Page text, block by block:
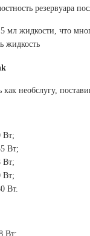
резервуара
мл жидкости, что
жидкость
необслугу,
Вт;
Вт;
Вт;
Вт;
Вт.
Вт;